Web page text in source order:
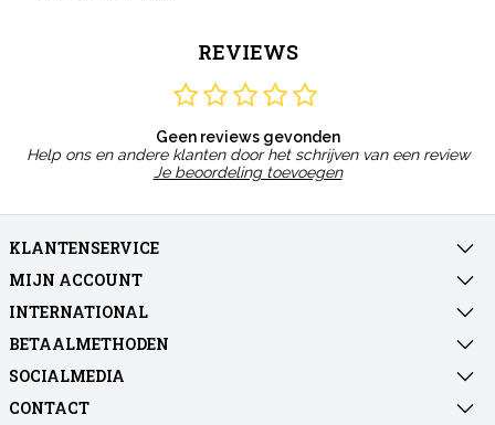
REVIEWS
Geen reviews gevonden
Help ons en andere klanten door het schrijven van een review
Je beoordeling toevoegen
KLANTENSERVICE
MIJN ACCOUNT
INTERNATIONAL
BETAALMETHODEN
SOCIALMEDIA
CONTACT